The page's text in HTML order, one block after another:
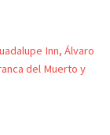
Inn, Álvaro
del Muerto y